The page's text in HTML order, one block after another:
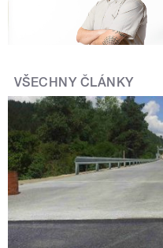
VŠECHNY ČLÁNKY